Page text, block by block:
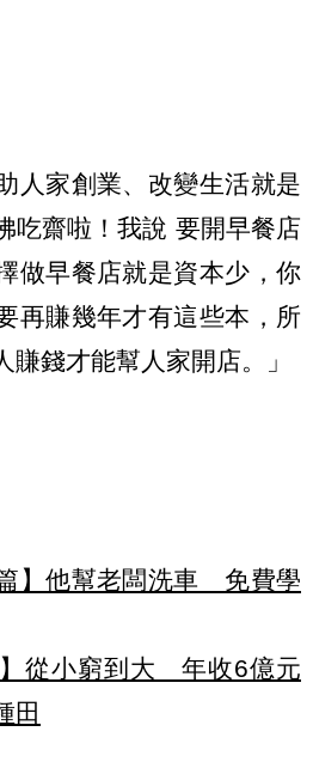
人家創業、改變生活就是
吃齋啦！我說 要開早餐店
做早餐店就是資本少，你
再賺幾年才有這些本，所
賺錢才能幫人家開店。」
篇】他幫老闆洗車 免費學
】從小窮到大 年收6億元
田